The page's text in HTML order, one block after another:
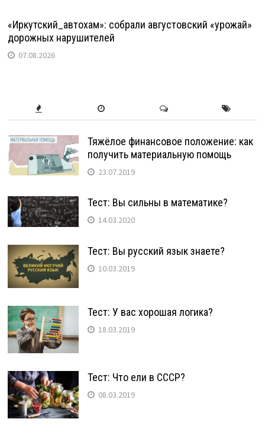
«Иркутский_автохам»: собрали августовский «урожай»
дорожных нарушителей
07.08.2026
Тяжёлое финансовое положение: как
получить материальную помощь
23.07.2019
Тест: Вы сильны в математике?
14.03.2020
Тест: Вы русский язык знаете?
10.03.2019
Тест: У вас хорошая логика?
18.03.2019
Тест: Что ели в СССР?
08.03.2019